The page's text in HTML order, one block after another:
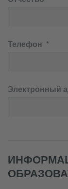
Телефон
Электронный